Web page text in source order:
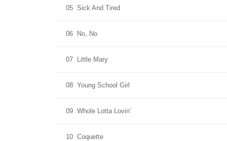
05 Sick And Tired
06 No, No
07 Little Mary
08 Young School Girl
09 Whole Lotta Lovin’
10 Coquette